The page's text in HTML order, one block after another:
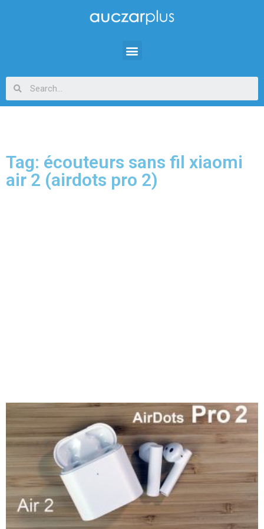
Tag: écouteurs sans fil xiaomi
air 2 (airdots pro 2)